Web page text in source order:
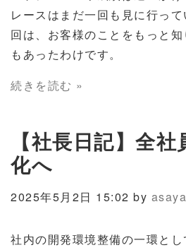
レースはまだ一回も見に行っ
回は、お客様のことをもっと
もあったわけです。
続きを読む »
【社長日記】全
化へ
2025年5月2日 15:02 by
社内の開発環境整備の一環と